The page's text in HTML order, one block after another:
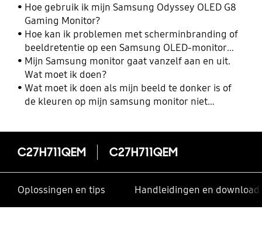
Hoe gebruik ik mijn Samsung Odyssey OLED G8
Gaming Monitor?
Hoe kan ik problemen met scherminbranding of
beeldretentie op een Samsung OLED-monitor
oplossen of voorkomen?
Mijn Samsung monitor gaat vanzelf aan en uit.
Wat moet ik doen?
Wat moet ik doen als mijn beeld te donker is of
de kleuren op mijn samsung monitor niet
C27H711QEM C27H711QEM
Oplossingen en tips Handleidingen en